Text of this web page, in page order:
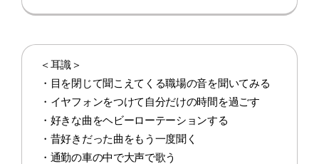
＜耳識＞
・目を閉じて聞こえてくる職場の音を聞いてみる
・イヤフォンをつけて自分だけの時間を過ごす
・好きな曲をヘビーローテーションする
・昔好きだった曲をもう一度聞く
・通勤の車の中で大声で歌う